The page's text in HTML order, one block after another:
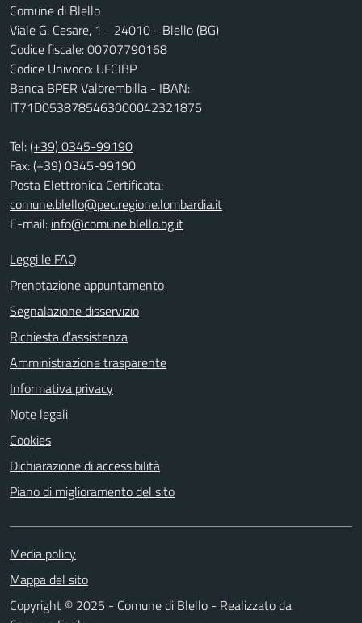
Comune di Blello
Viale G. Cesare, 1 - 24010 - Blello (BG)
Codice fiscale: 00707790168
Codice Univoco: UFCIBP
Banca BPER Valbrembilla - IBAN:
IT71D0538785463000042321875
Tel:(+39) 0345-99190
Fax: (+39) 0345-99190
Posta Elettronica Certificata:
comune.blello@pec.regione.lombardia.it
E-mail: info@comune.blello.bg.it
Leggi le FAQ
Prenotazione appuntamento
Segnalazione disservizio
Richiesta d'assistenza
Amministrazione trasparente
Informativa privacy
Note legali
Cookies
Dichiarazione di accessibilità
Piano di miglioramento del sito
Media policy
Mappa del sito
Copyright © 2025 - Comune di Blello - Realizzato da